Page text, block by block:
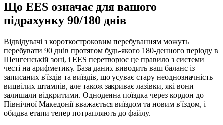
Що EES означає для вашого
підрахунку 90/180 днів
Відвідувачі з короткостроковим перебуванням можуть
перебувати 90 днів протягом будь-якого 180-денного періоду в
Шенгенській зоні, і EES перетворює це правило з системи
честі на арифметику. База даних виводить ваш баланс із
записаних в'їздів та виїздів, що усуває стару неоднозначність
вицвілих штампів, але також закриває лазівки, які вони
залишали відкритими. Одноденна поїздка через кордон до
Північної Македонії вважається виїздом та новим в'їздом, і
обидва етапи тепер потрапляють до файлу.